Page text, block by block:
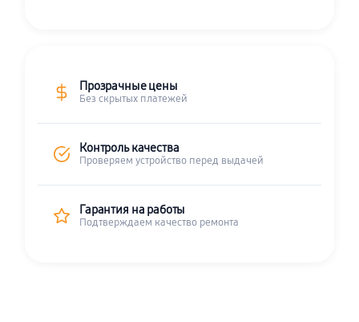
Прозрачные цены
Без скрытых платежей
Контроль качества
Проверяем устройство перед выдачей
Гарантия на работы
Подтверждаем качество ремонта